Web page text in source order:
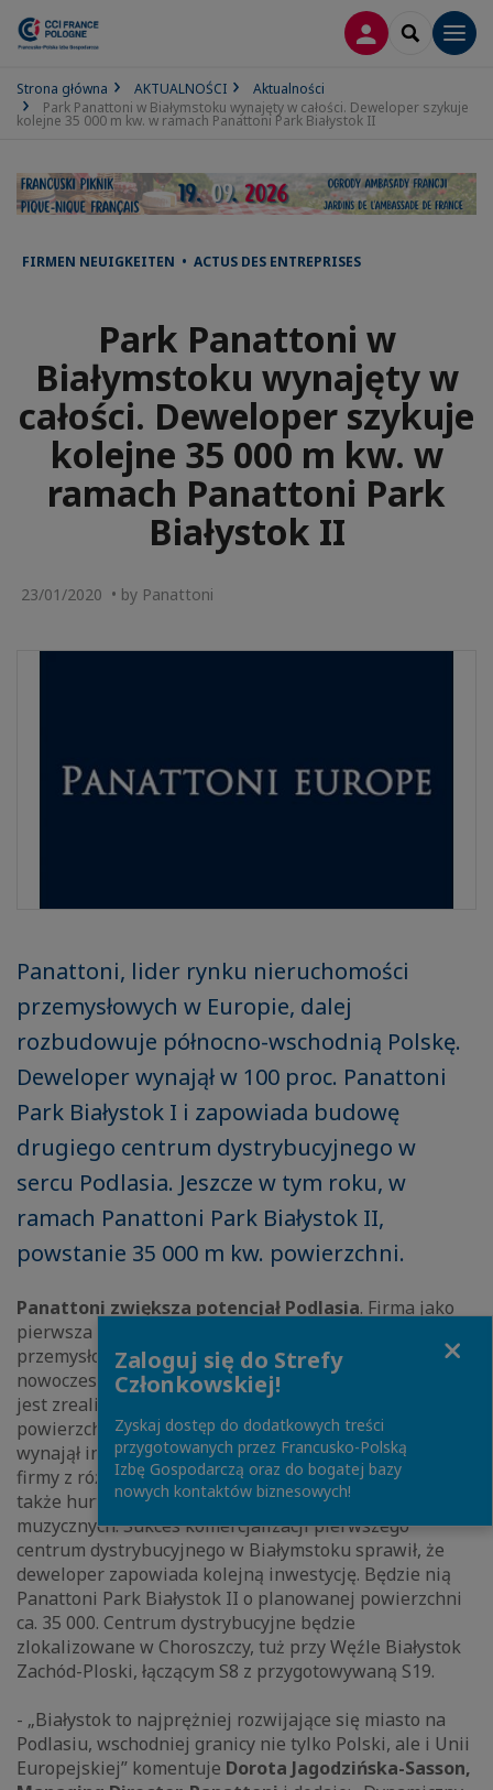
LOGOWANIE
SEARCH
Strona główna AKTUALNOŚCI
Aktualności
Park Panattoni w Białymstoku wynajęty w całości. Deweloper szykuje
kolejne 35 000 m kw. w ramach Panattoni Park Białystok II
FIRMEN NEUIGKEITEN • ACTUS DES ENTREPRISES
Park Panattoni w
Białymstoku wynajęty w
całości. Deweloper szykuje
kolejne 35 000 m kw. w
ramach Panattoni Park
Białystok II
23/01/2020 • by Panattoni
Panattoni, lider rynku nieruchomości
przemysłowych w Europie, dalej
rozbudowuje północno-wschodnią Polskę.
Deweloper wynajął w 100 proc. Panattoni
Park Białystok I i zapowiada budowę
drugiego centrum dystrybucyjnego w
sercu Podlasia. Jeszcze w tym roku, w
ramach Panattoni Park Białystok II,
powstanie 35 000 m kw. powierzchni.
Panattoni zwiększa potencjał Podlasia. Firma jako
pierwsza w branży deweloperów powierzchni
przemysłowych wyposażyła region Podlasia w
nowoczesne magazyny klasy A. Strzałem w dziesiątkę
jest zrealizowany Panattoni Park Białystok I o
powierzchni ponad 40 000 m kw. Deweloper właśnie
wynajął inwestycję w 100 proc. a swoje miejsce znalazły
firmy z różnych branż - produkcyjnej, logistycznej, a
także hurtowania książek, gier i wydawnictw
muzycznych. Sukces komercjalizacji pierwszego
centrum dystrybucyjnego w Białymstoku sprawił, że
deweloper zapowiada kolejną inwestycję. Będzie nią
Panattoni Park Białystok II o planowanej powierzchni
ca. 35 000. Centrum dystrybucyjne będzie
zlokalizowane w Choroszczy, tuż przy Węźle Białystok
Zachód-Ploski, łączącym S8 z przygotowywaną S19.
- „Białystok to najprężniej rozwijające się miasto na
Podlasiu, wschodniej granicy nie tylko Polski, ale i Unii
Europejskiej” komentuje Dorota Jagodzińska-Sasson,
Zaloguj się do Strefy
Członkowskiej!
Zyskaj dostęp do dodatkowych treści
przygotowanych przez Francusko-Polską
Izbę Gospodarczą oraz do bogatej bazy
nowych kontaktów biznesowych!